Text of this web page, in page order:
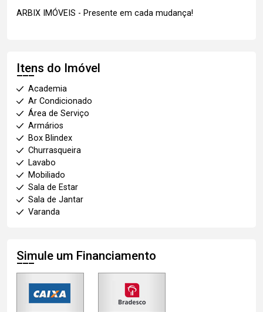
ARBIX IMÓVEIS - Presente em cada mudança!
Itens do Imóvel
Academia
Ar Condicionado
Área de Serviço
Armários
Box Blindex
Churrasqueira
Lavabo
Mobiliado
Sala de Estar
Sala de Jantar
Varanda
Simule um Financiamento